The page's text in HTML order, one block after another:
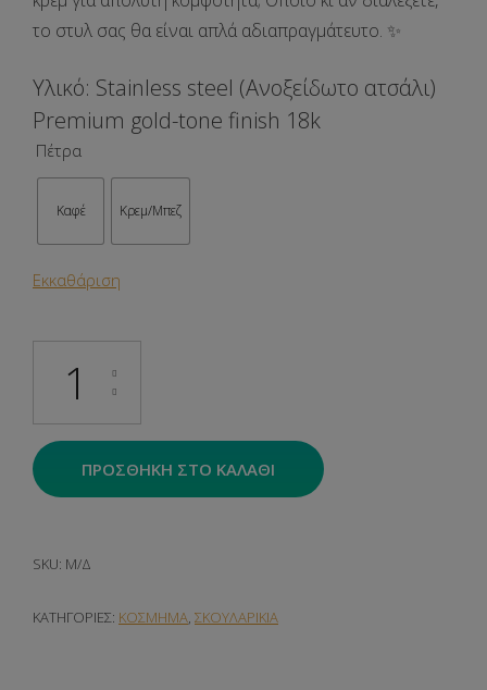
το στυλ σας θα είναι απλά αδιαπραγμάτευτο. ✨
Υλικό: Stainless steel (Ανοξείδωτο ατσάλι)
Premium gold-tone finish 18k
Πέτρα
Καφέ Κρεμ/Μπεζ
Εκκαθάριση
ΠΡΟΣΘΉΚΗ ΣΤΟ ΚΑΛΆΘΙ
SKU: Μ/Δ
ΚΑΤΗΓΟΡΊΕΣ: ΚΟΣΜΗΜΑ, ΣΚΟΥΛΑΡΙΚΙΑ